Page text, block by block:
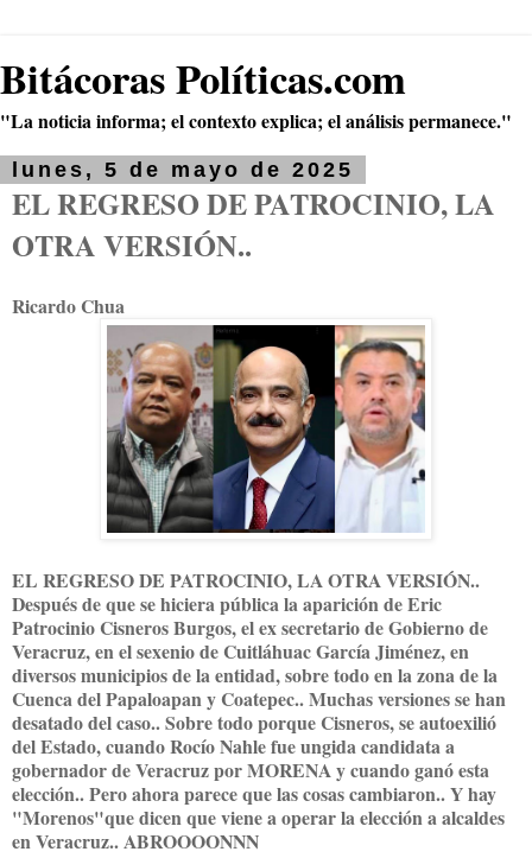
Bitácoras Políticas.com
"La noticia informa; el contexto explica; el análisis permanece."
lunes, 5 de mayo de 2025
EL REGRESO DE PATROCINIO, LA
OTRA VERSIÓN..
Ricardo Chua
EL REGRESO DE PATROCINIO, LA OTRA VERSIÓN..
Después de que se hiciera pública la aparición de Eric
Patrocinio Cisneros Burgos, el ex secretario de Gobierno de
Veracruz, en el sexenio de Cuitláhuac García Jiménez, en
diversos municipios de la entidad, sobre todo en la zona de la
Cuenca del Papaloapan y Coatepec.. Muchas versiones se han
desatado del caso.. Sobre todo porque Cisneros, se autoexilió
del Estado, cuando Rocío Nahle fue ungida candidata a
gobernador de Veracruz por MORENA y cuando ganó esta
elección.. Pero ahora parece que las cosas cambiaron.. Y hay
"Morenos"que dicen que viene a operar la elección a alcaldes
en Veracruz.. ABROOOONNN